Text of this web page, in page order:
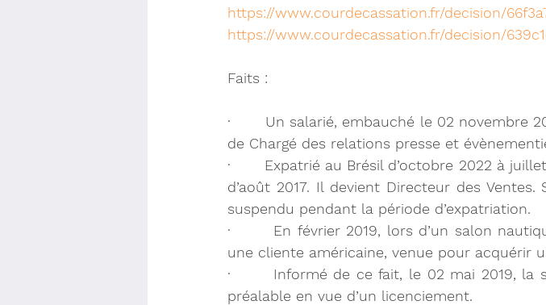
https://www.courdecassation.fr/decision/
https://www.courdecassation.fr/decision/
Faits :
·       Un salarié, embauché le 02
de Chargé des relations presse et
·       Expatrié au Brésil d’octobre 2022 à
d’août 2017. Il devient Directeur des
suspendu pendant la période d’expatriation.
·       En février 2019, lors d’un salon
une cliente américaine, venue pour acquérir
·       Informé de ce fait, le 02 mai 2019,
préalable en vue d’un licenciement.